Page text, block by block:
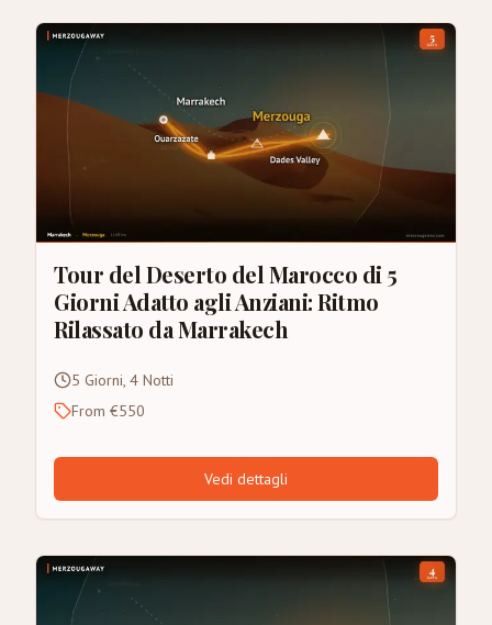
Tour del Deserto del Marocco di 5
Giorni Adatto agli Anziani: Ritmo
Rilassato da Marrakech
5 Giorni, 4 Notti
From €550
Vedi dettagli